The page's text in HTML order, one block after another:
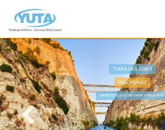
TIARA HOLIDAYS
PELOPONEZ
NAFPLIO LETO 2026, THE GROVE SEASIDE HOTEL